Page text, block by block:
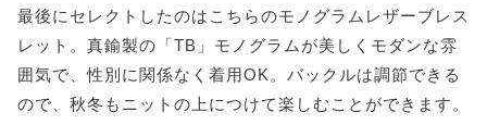
最後にセレクトしたのはこちらのモノグラムレザーブレス
レット。真鍮製の「TB」モノグラムが美しくモダンな雰
囲気で、性別に関係なく着用OK。バックルは調節できる
ので、秋冬もニットの上につけて楽しむことができます。